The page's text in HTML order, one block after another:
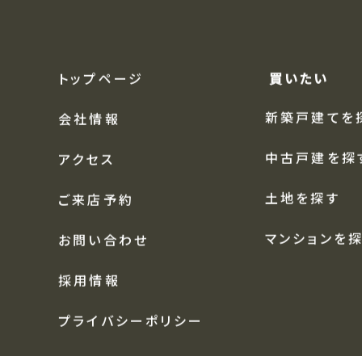
トップページ
会社情報
アクセス
ご来店予約
お問い合わせ
採用情報
買いたい
新築戸建てを
中古戸建を探
土地を探す